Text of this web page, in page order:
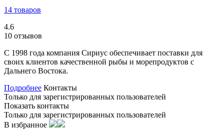
14 товаров
4.6
10 отзывов
С 1998 года компания Сириус обеспечивает поставки для
своих клиентов качественной рыбы и морепродуктов с
Дальнего Востока.
Подробнее Контакты
Только для зарегистрированных пользователей
Показать контакты
Только для зарегистрированных пользователей
В избранное